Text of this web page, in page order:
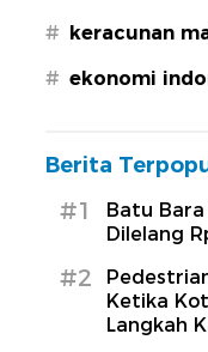
# keracunan
# ekonomi
Berita
#1
Batu Bara
Dilelang
#2
Ketika
Langkah